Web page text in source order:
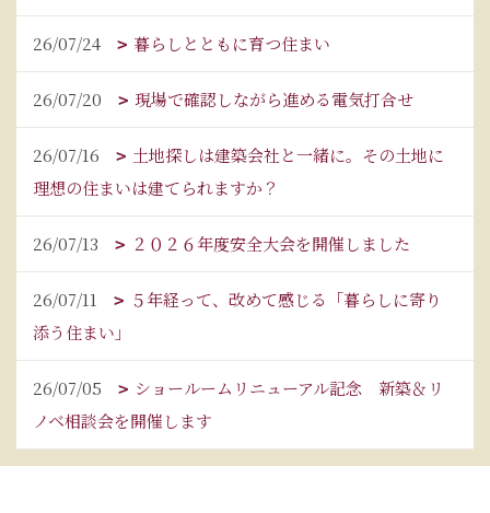
26/07/24 暮らしとともに育つ住まい
26/07/20 現場で確認しながら進める電気打合せ
26/07/16
土地探しは建築会社と一緒に。その土地に
理想の住まいは建てられますか？
26/07/13 ２０２６年度安全大会を開催しました
26/07/11
５年経って、改めて感じる「暮らしに寄り
添う住まい」
26/07/05
ショールームリニューアル記念 新築＆リ
ノベ相談会を開催します